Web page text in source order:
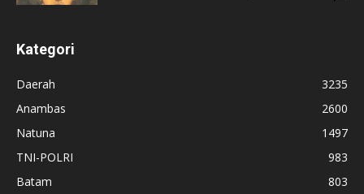
Kategori
Daerah
3235
Anambas
2600
Natuna
1497
TNI-POLRI
983
Batam
803